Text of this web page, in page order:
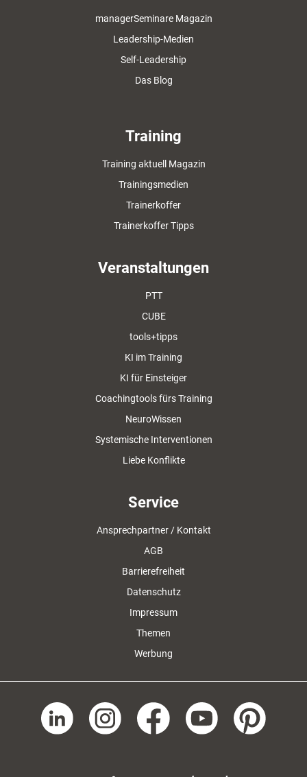
managerSeminare Magazin
Leadership-Medien
Self-Leadership
Das Blog
Training
Training aktuell Magazin
Trainingsmedien
Trainerkoffer
Trainerkoffer Tipps
Veranstaltungen
PTT
CUBE
tools+tipps
KI im Training
KI für Einsteiger
Coachingtools fürs Training
NeuroWissen
Systemische Interventionen
Liebe Konflikte
Service
Ansprechpartner / Kontakt
AGB
Barrierefreiheit
Datenschutz
Impressum
Themen
Werbung